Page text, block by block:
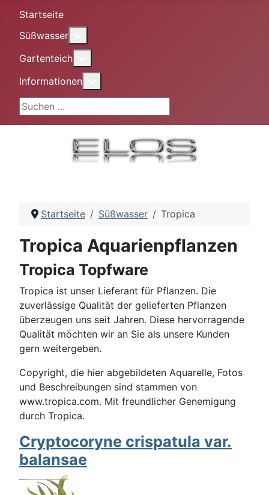
Startseite
Süßwasser
Gartenteich
Informationen
Suchen ...
Startseite Süßwasser Tropica
Tropica Aquarienpflanzen
Tropica Topfware
Tropica ist unser Lieferant für Pflanzen. Die
zuverlässige Qualität der gelieferten Pflanzen
überzeugen uns seit Jahren. Diese hervorragende
Qualität möchten wir an Sie als unsere Kunden
gern weitergeben.
Copyright, die hier abgebildeten Aquarelle, Fotos
und Beschreibungen sind stammen von
www.tropica.com. Mit freundlicher Genemigung
durch Tropica.
Cryptocoryne crispatula var.
balansae